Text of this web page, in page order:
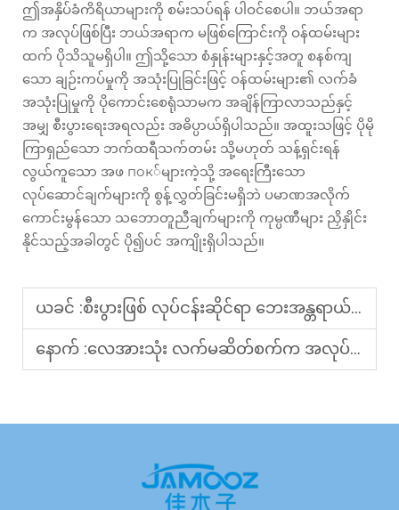
ဤအနှိပ်ခံကိရိယာများကို စမ်းသပ်ရန် ပါဝင်စေပါ။ ဘယ်အရာ
က အလုပ်ဖြစ်ပြီး ဘယ်အရာက မဖြစ်ကြောင်းကို ဝန်ထမ်းများ
ထက် ပိုသိသူမရှိပါ။ ဤသို့သော စံနှုန်းများနှင့်အတူ စနစ်ကျ
သော ချဉ်းကပ်မှုကို အသုံးပြုခြင်းဖြင့် ဝန်ထမ်းများ၏ လက်ခံ
အသုံးပြုမှုကို ပိုကောင်းစေရုံသာမက အချိန်ကြာလာသည်နှင့်
အမျှ စီးပွားရေးအရလည်း အဓိပ္ပာယ်ရှိပါသည်။ အထူးသဖြင့် ပိုမို
ကြာရှည်သော ဘက်ထရီသက်တမ်း သို့မဟုတ် သန့်ရှင်းရန်
လွယ်ကူသော အဖ пок်များကဲ့သို့ အရေးကြီးသော
လုပ်ဆောင်ချက်များကို စွန့်လွှတ်ခြင်းမရှိဘဲ ပမာဏအလိုက်
ကောင်းမွန်သော သဘောတူညီချက်များကို ကုမ္ပဏီများ ညှိနှိုင်း
နိုင်သည့်အခါတွင် ပို၍ပင် အကျိုးရှိပါသည်။
ယခင် :စီးပွားဖြစ် လုပ်ငန်းဆိုင်ရာ ဘေးအန္တရာယ်ကင်းရှင်းမှု စံချိန်စံညွှန်းများနှင့် ကိုက်ညီသော ကိုယ်ခန္ဓာ နှိပ်နယ်ပေးသည့် စက်ကိရိယာမှာ မည်သည့်အရာဖြစ်ပါသလဲ။
နောက် :လေအားသုံး လက်မဆိတ်စက်က အလုပ်ခွင်ကျန်းမာရေးကို မည်သို့ထောက်ပံ့ပေးပါသနည်း။